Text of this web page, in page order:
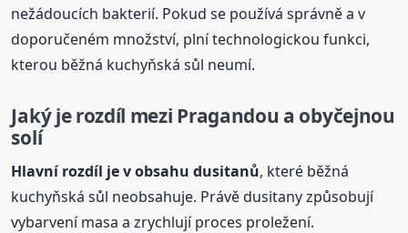
nežádoucích bakterií. Pokud se používá správně a v
doporučeném množství, plní technologickou funkci,
kterou běžná kuchyňská sůl neumí.
Jaký je rozdíl mezi Pragandou a obyčejnou
solí
Hlavní rozdíl je v obsahu dusitanů, které běžná
kuchyňská sůl neobsahuje. Právě dusitany způsobují
vybarvení masa a zrychlují proces proležení.